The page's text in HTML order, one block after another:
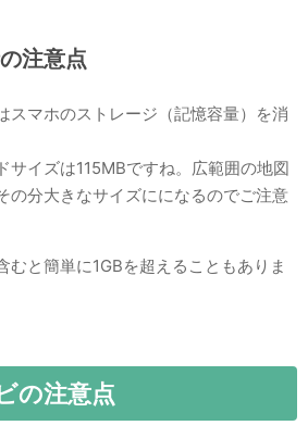
注意点
スマホのストレージ（記憶容量）を消
サイズは115MBですね。広範囲の地図
の分大きなサイズにになるのでご注意
むと簡単に1GBを超えることもありま
の注意点